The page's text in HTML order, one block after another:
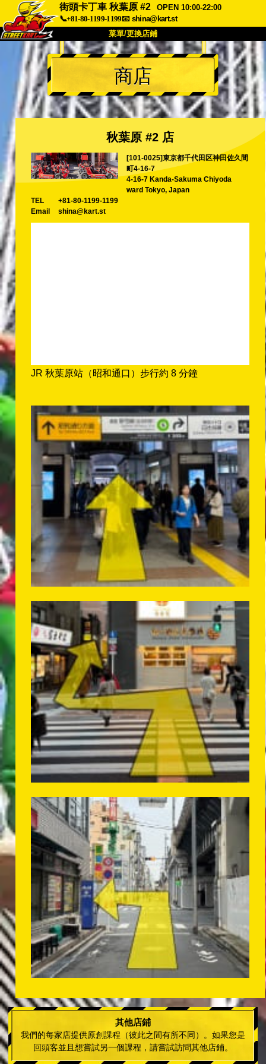
街頭卡丁車 秋葉原 #2
OPEN 10:00-22:00
📞+81-80-1199-1199📧 shina@kart.st
菜單/更換店鋪
首頁
關於我們 規格 價格
交通資訊 顧客評價 常見問題
公司 預訂
更換店鋪
東京 品川 #1 東京 秋葉原 #1
東京 秋葉原 #2 東京 澀谷
東京 澀谷分店
商店
秋葉原 #2 店
[101-0025]東京都千代田区神田佐久間
町4-16-7
4-16-7 Kanda-Sakuma Chiyoda
ward Tokyo, Japan
TEL
+81-80-1199-1199
Email
shina@kart.st
JR 秋葉原站（昭和通口）步行約 8 分鐘
其他店鋪
我們的每家店提供原創課程（彼此之間有所不同）。如果您是
回頭客並且想嘗試另一個課程，請嘗試訪問其他店鋪。